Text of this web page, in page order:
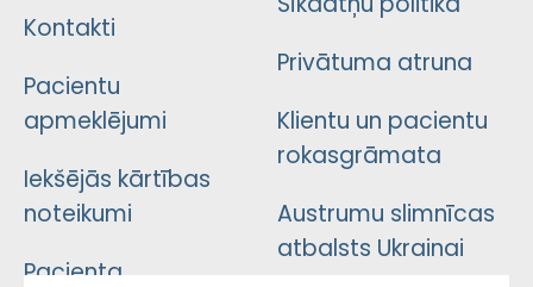
Kontakti
Pacientu
apmeklējumi
Iekšējās kārtības
noteikumi
Pacienta
Privātuma atruna
Klientu un pacientu
rokasgrāmata
Austrumu slimnīcas
atbalsts Ukrainai